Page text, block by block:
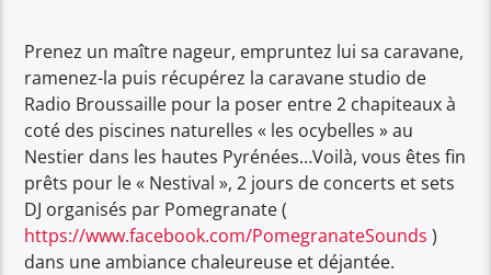
Prenez un maître nageur, empruntez lui sa caravane,
ramenez-la puis récupérez la caravane studio de
Radio Broussaille pour la poser entre 2 chapiteaux à
coté des piscines naturelles « les ocybelles » au
Nestier dans les hautes Pyrénées…Voilà, vous êtes fin
prêts pour le « Nestival », 2 jours de concerts et sets
DJ organisés par Pomegranate (
https://www.facebook.com/PomegranateSounds )
dans une ambiance chaleureuse et déjantée.